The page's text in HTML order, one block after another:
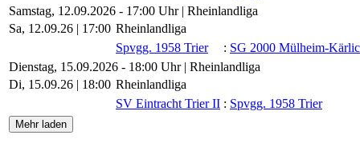
Samstag, 12.09.2026 - 17:00 Uhr | Rheinlandliga
Sa, 12.09.26 | 17:00 Rheinlandliga
Spvgg. 1958 Trier
: SG 2000 Mülheim-
Dienstag, 15.09.2026 - 18:00 Uhr | Rheinlandliga
Di, 15.09.26 | 18:00 Rheinlandliga
SV Eintracht Trier II : Spvgg. 1958 Trier
Mehr laden